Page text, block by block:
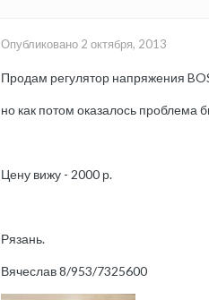
Опубликовано 2 октября, 2013
Продам регулятор напряжения
но как потом оказалось проблема
Цену вижу - 2000 р.
Рязань.
Вячеслав 8/953/7325600